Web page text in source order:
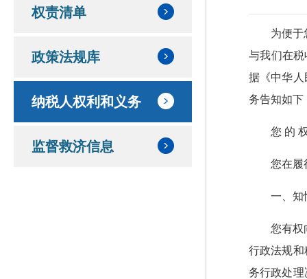
权责清单
政策法规库
纳税人权利和义务
监督救济信息
为便于
与我们在税
据《中华
务告知如下
您 的
您在履
一、知
您有权
行政法规
务行政处